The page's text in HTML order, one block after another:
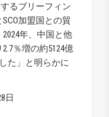
るブリーフィン
加盟国との貿
年、中国と他
％増の約5124億
た」と明らかに
日